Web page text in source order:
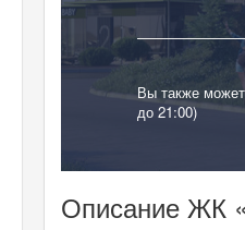
Вы также
до 21:00)
Описание ЖК